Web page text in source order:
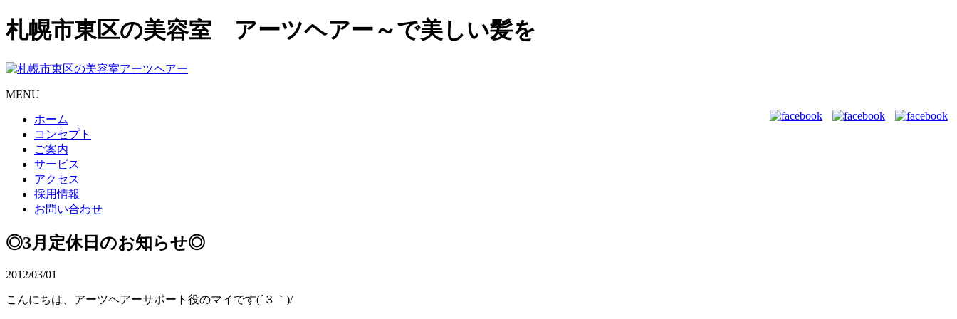
札幌市東区の美容室 アーツヘアー～で美しい髪を
MENU
ホーム
コンセプト
ご案内
サービス
アクセス
採用情報
お問い合わせ
◎3月定休日のお知らせ◎
2012/03/01
こんにちは、アーツヘアーサポート役のマイです(´３｀)/